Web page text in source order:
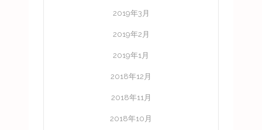
2019年3月
2019年2月
2019年1月
2018年12月
2018年11月
2018年10月